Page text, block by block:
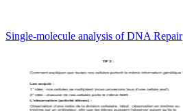
Single-molecule analysis of DNA Repair